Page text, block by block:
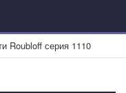
Roubloff серия 1110